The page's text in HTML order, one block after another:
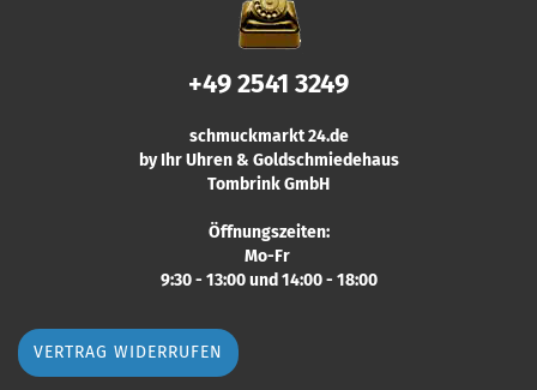
+49 2541 3249
schmuckmarkt 24.de
by Ihr Uhren & Goldschmiedehaus
Tombrink GmbH
Öffnungszeiten:
Mo-Fr
9:30 - 13:00 und 14:00 - 18:00
VERTRAG WIDERRUFEN